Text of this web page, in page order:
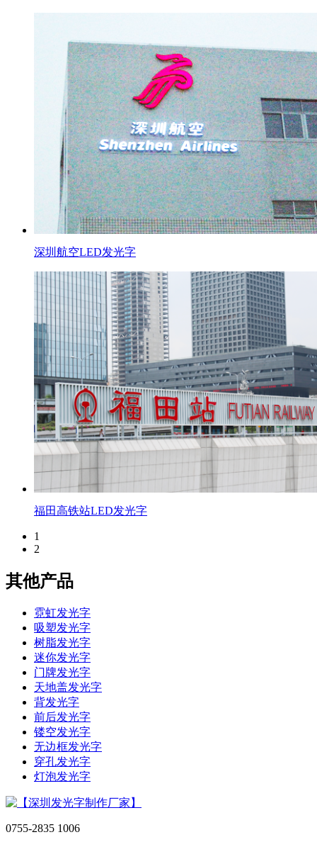
深圳航空LED发光字
福田高铁站LED发光字
1
2
其他产品
霓虹发光字
吸塑发光字
树脂发光字
迷你发光字
门牌发光字
天地盖发光字
背发光字
前后发光字
镂空发光字
无边框发光字
穿孔发光字
灯泡发光字
0755-2835 1006